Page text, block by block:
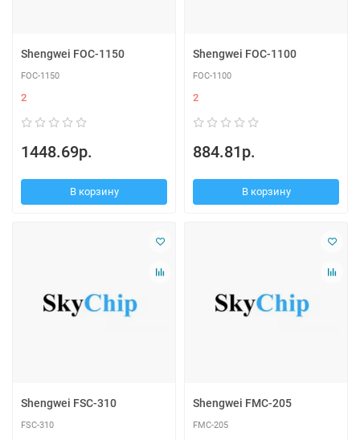
Shengwei FOC-1150
FOC-1150
2
1448.69р.
В корзину
Shengwei FOC-1100
FOC-1100
2
884.81р.
В корзину
Shengwei FSC-310
FSC-310
Shengwei FMC-205
FMC-205